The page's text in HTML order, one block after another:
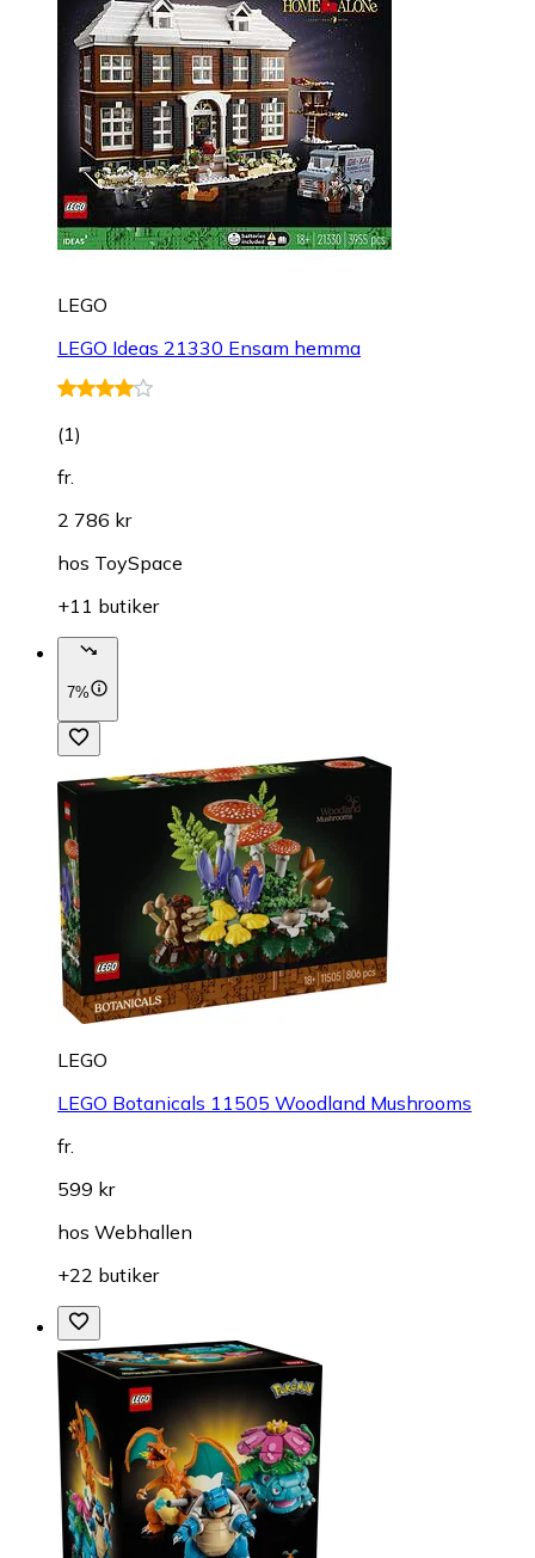
LEGO
LEGO Ideas 21330 Ensam hemma
(1)
fr.
2 786 kr
hos ToySpace
+11 butiker
7%
LEGO
LEGO Botanicals 11505 Woodland Mushrooms
fr.
599 kr
hos Webhallen
+22 butiker